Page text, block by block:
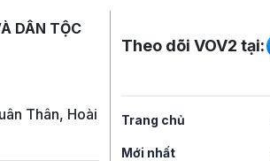
DÂN TỘC
Thân, Hoài
Mạng xã
Theo dõi VOV2 tại:
Trang chủ
Mới nhất